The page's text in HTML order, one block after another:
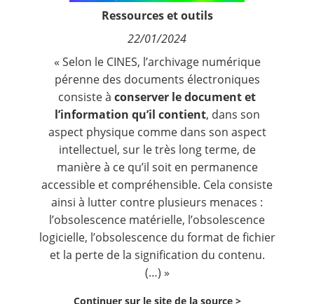
Ressources et outils
22/01/2024
« Selon le CINES, l’archivage numérique
pérenne des documents électroniques
consiste à conserver le document et
l’information qu’il contient, dans son
aspect physique comme dans son aspect
intellectuel, sur le très long terme, de
manière à ce qu’il soit en permanence
accessible et compréhensible. Cela consiste
ainsi à lutter contre plusieurs menaces :
l’obsolescence matérielle, l’obsolescence
logicielle, l’obsolescence du format de fichier
et la perte de la signification du contenu.
(…) »
Continuer sur le site de la source >